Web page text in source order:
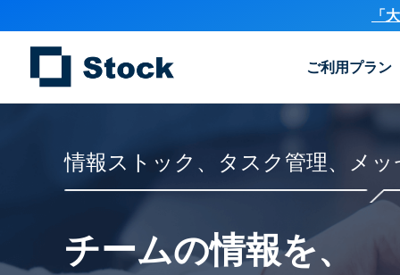
「
ご利用プラン
情報ストック、タスク管理、メ
チームの情報を、